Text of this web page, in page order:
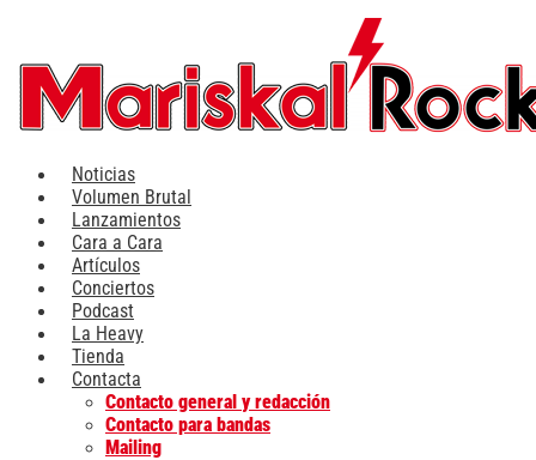
contenido
Noticias
Volumen Brutal
Lanzamientos
Cara a Cara
Artículos
Conciertos
Podcast
La Heavy
Tienda
Contacta
Contacto general y redacción
Contacto para bandas
Mailing